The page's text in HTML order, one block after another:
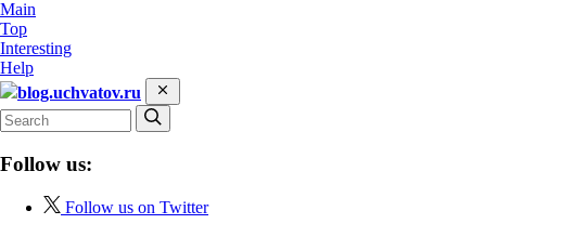
Main
Top
Interesting
Help
blog.uchvatov.ru
Follow us:
Follow us on Twitter